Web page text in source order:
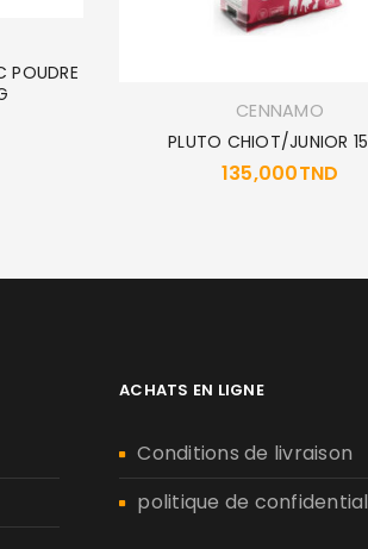
POUDRE
CENNAMO
PLUTO CHIOT/JUNIOR
135,000TND
ACHATS EN LIGNE
Conditions de livraison
politique de